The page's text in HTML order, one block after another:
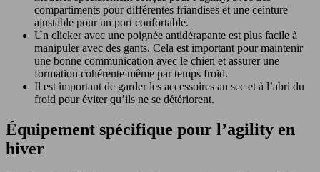
compartiments pour différentes friandises et une ceinture
ajustable pour un port confortable.
Un clicker avec une poignée antidérapante est plus facile à
manipuler avec des gants. Cela est important pour maintenir
une bonne communication avec le chien et assurer une
formation cohérente même par temps froid.
Il est important de garder les accessoires au sec et à l’abri du
froid pour éviter qu’ils ne se détériorent.
Équipement spécifique pour l’agility en
hiver